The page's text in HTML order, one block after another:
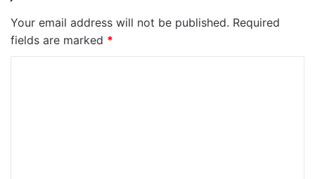
Your email address will not be published. Required
fields are marked *